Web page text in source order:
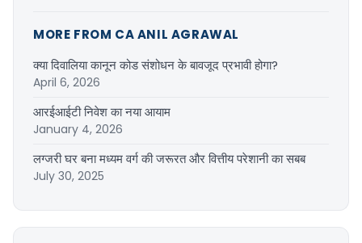
MORE FROM CA ANIL AGRAWAL
क्या दिवालिया कानून कोड संशोधन के बावजूद प्रभावी होगा?
April 6, 2026
आरईआईटी निवेश का नया आयाम
January 4, 2026
लग्जरी घर बना मध्यम वर्ग की जरूरत और वित्तीय परेशानी का सबब
July 30, 2025